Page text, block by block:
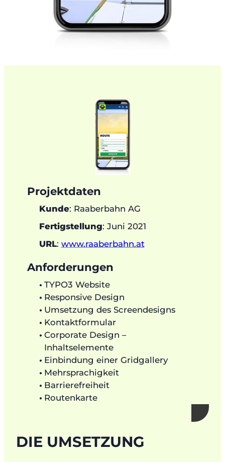
Projektdaten
Kunde: Raaberbahn AG
Fertigstellung: Juni 2021
URL:www.raaberbahn.at
Anforderungen
TYPO3 Website
Responsive Design
Umsetzung des Screendesigns
Kontaktformular
Corporate Design –
Inhaltselemente
Einbindung einer Gridgallery
Mehrsprachigkeit
Barrierefreiheit
Routenkarte
DIE UMSETZUNG